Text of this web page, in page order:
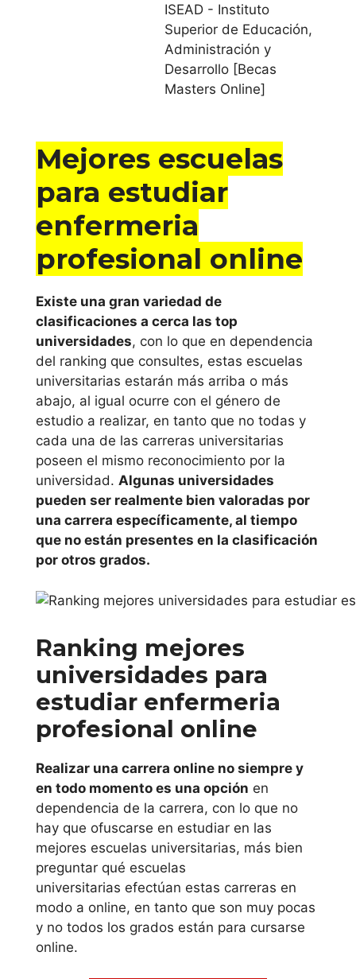
Valladolid
Cataluña
Universitat Abat
Universidad
Autónoma de
Barcelona
Universidad de
Barcelona
Universidad de
Girona
Universidad
Internacional de
Cataluña
Universitat de
Lleida
Universitat
Oberta de
Universidad
Pompeu Fabra
Universidad
Ramón Llull
Universidad
Rovira i Virgili
Universidad de
Vic
Comunidad de
Madrid
Universidad
ISEAD - Instituto
Superior de Educación,
Administración y
Desarrollo [Becas
Masters Online]
Mejores escuelas
para estudiar
enfermeria
profesional online
Existe una gran variedad de
clasificaciones a cerca las top
universidades, con lo que en dependencia
del ranking que consultes, estas escuelas
universitarias estarán más arriba o más
abajo, al igual ocurre con el género de
estudio a realizar, en tanto que no todas y
cada una de las carreras universitarias
poseen el mismo reconocimiento por la
universidad. Algunas universidades
pueden ser realmente bien valoradas por
una carrera específicamente, al tiempo
que no están presentes en la clasificación
por otros grados.
Ranking mejores
universidades para
estudiar enfermeria
profesional online
Realizar una carrera online no siempre y
en todo momento es una opción en
dependencia de la carrera, con lo que no
hay que ofuscarse en estudiar en las
mejores escuelas universitarias, más bien
preguntar qué escuelas
universitarias efectúan estas carreras en
modo a online, en tanto que son muy pocas
y no todos los grados están para cursarse
online.